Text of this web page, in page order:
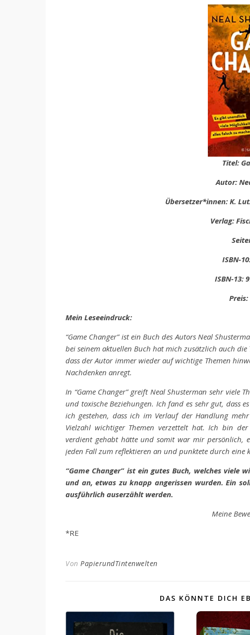
Titel:
Autor:
Übersetzer*innen: K.
Verlag:
ISBN-
ISBN-13:
Preis:
Mein Leseeindruck:
“Game Changer” ist ein Buch des Autors Neal
bei seinem aktuellen Buch hat mich zusätzlich auch
dass der Autor immer wieder auf wichtige Themen
Nachdenken anregt.
In “Game Changer” greift Neal Shusterman sehr viele
und toxische Beziehungen. Ich fand es sehr gut, dass
ich gestehen, dass ich im Verlauf der Handlung
Vielzahl wichtiger Themen verzettelt hat. Ich bin
verdient gehabt hätte und somit war mir persönlich,
jeden Fall zum reflektieren an und punktete durch eine
“Game Changer” ist ein gutes Buch, welches viele
und an, etwas zu knapp angerissen wurden. Ein
ausführlich auserzählt werden.
Meine
*RE
Von PapierundTintenwelten
DAS KÖNNTE DICH